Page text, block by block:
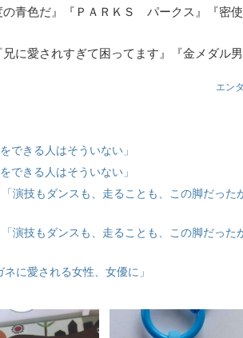
青色だ』『ＰＡＲＫＳ パークス』『密
に愛されすぎて困ってます』『金メダル男
エン
きる人はそういない」
きる人はそういない」
演技もダンスも、走ることも、この脚だった
演技もダンスも、走ることも、この脚だった
に愛される女性、女優に」